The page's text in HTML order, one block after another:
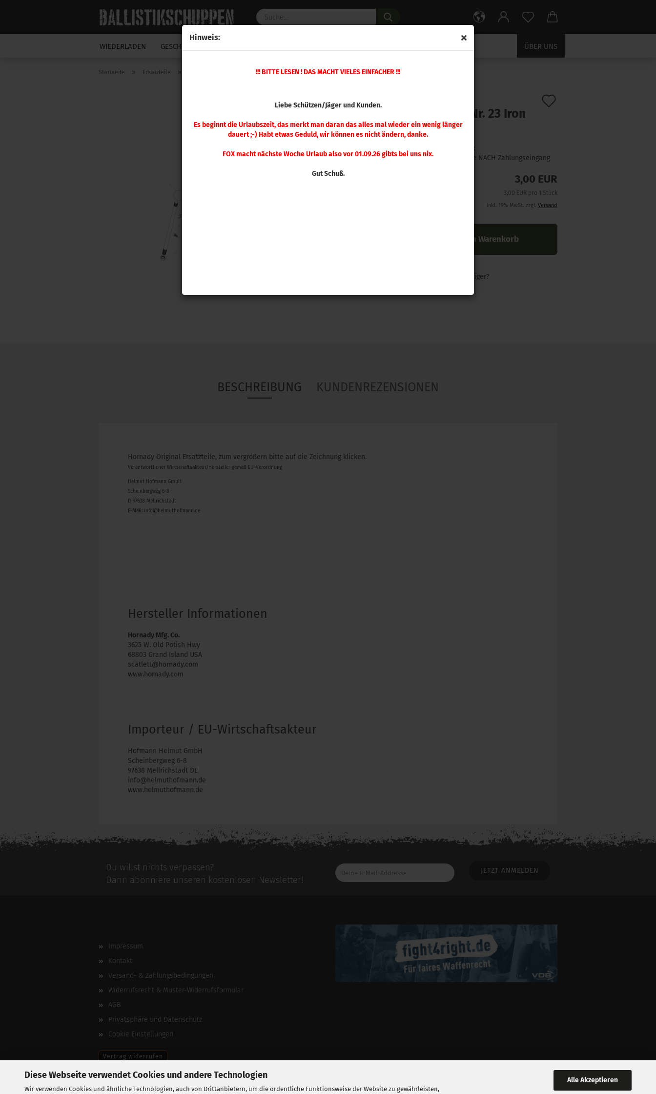
Diese Webseite verwendet Cookies und andere Technologien
Wir verwenden Cookies und ähnliche Technologien, auch von Drittanbietern, um die ordentliche Funktionsweise der Website zu gewährleisten,
Alle Akzeptieren
Hinweis:
!!! BITTE LESEN ! DAS MACHT VIELES EINFACHER !!!
Liebe Schützen/Jäger und Kunden.
Es beginnt die Urlaubszeit, das merkt man daran das alles mal wieder ein wenig länger
dauert ;-) Habt etwas Geduld, wir können es nicht ändern, danke.
FOX macht nächste Woche Urlaub also vor 01.09.26 gibts bei uns nix.
Gut Schuß.
WIEDERLADEN GESCHOSSE ÜBER UNS
Startseite » Ersatzteile » Iron Presse » Ersatzteil Nr. 23 Iron Presse
Ersatzteil Nr. 23 Iron
Presse
Lieferzeit:
1 Woche NACH Zahlungseingang
3,00 EUR
3,00 EUR pro 1 Stück
inkl. 19% MwSt. zzgl. Versand
In den Warenkorb
Woanders günstiger?
BESCHREIBUNG KUNDENREZENSIONEN
Hornady Original Ersatzteile, zum vergrößern bitte auf die Zeichnung klicken.
Verantwortlicher Wirtschaftsakteur/Hersteller gemäß EU-Verordnung
Helmut Hofmann GmbH
Scheinbergweg 6-8
D-97638 Mellrichstadt
E-Mail: info@helmuthofmann.de
Hersteller Informationen
Hornady Mfg. Co.
3625 W. Old Potish Hwy
68803 Grand Island USA
scatlett@hornady.com
www.hornady.com
Importeur / EU-Wirtschaftsakteur
Hofmann Helmut GmbH
Scheinbergweg 6-8
97638 Mellrichstadt DE
info@helmuthofmann.de
www.helmuthofmann.de
Du willst nichts verpassen?
Dann abonniere unseren kostenlosen Newsletter!
Deine
E-
Impressum
Kontakt
Versand- & Zahlungsbedingungen
Widerrufsrecht & Muster-Widerrufsformular
AGB
Privatsphäre und Datenschutz
Cookie Einstellungen
Vertrag widerrufen